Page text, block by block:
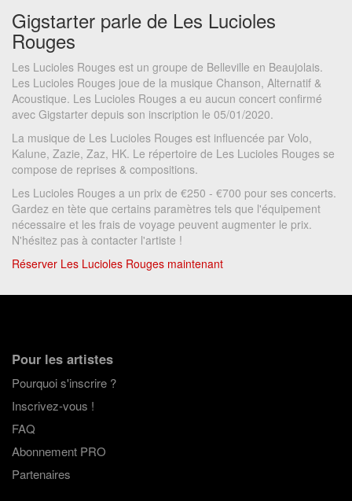
Gigstarter parle de Les Lucioles
Rouges
Les Lucioles Rouges est un groupe de Belleville en Beaujolais.
Les Lucioles Rouges joue de la musique Chanson, Alternatif &
Acoustique. Les Lucioles Rouges a eu aucun concert confirmé
avec Gigstarter depuis son inscription le 05/01/2020.
La musique de Les Lucioles Rouges est influencée par Volo,
Kalune, Zazie, Zaz, HK. Le répertoire de Les Lucioles Rouges se
compose de reprises & compositions.
Les Lucioles Rouges a un prix de €250 - €700 pour ses concerts.
Gardez en tète que certains paramètres tels que l'équipement
nécessaire et les frais de voyage peuvent augmenter le prix.
N'hésitez pas à contacter l'artiste !
Réserver Les Lucioles Rouges maintenant
Pour les artistes
Pourquoi s'inscrire ?
Inscrivez-vous !
FAQ
Abonnement PRO
Partenaires